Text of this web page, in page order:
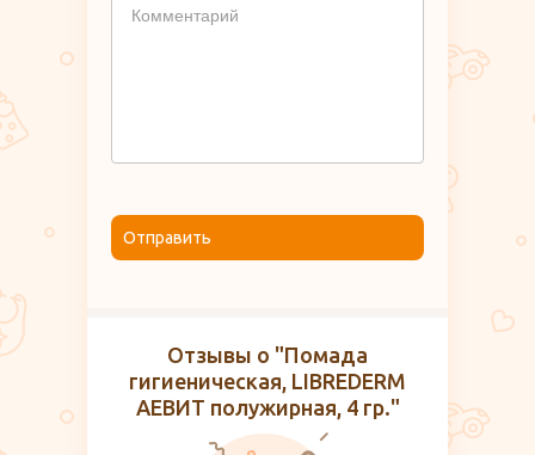
Отправить
Отзывы о "Помада
гигиеническая, LIBREDERM
АЕВИТ полужирная, 4 гр."